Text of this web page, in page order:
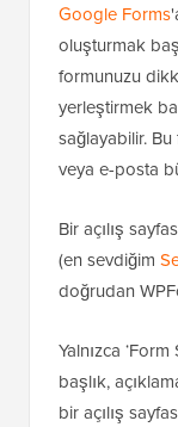
Google Forms
oluşturmak
formunuzu
yerleştirmek
sağlayabilir.
veya e-posta
Bir açılış
(en sevdiğim
doğrudan
Yalnızca
başlık,
bir açılış